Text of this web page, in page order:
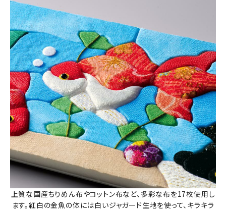
上質な国産ちりめん布やコットン布など、多彩な布を17枚使用し
ます。紅白の金魚の体には白いジャガード生地を使って、キラキラ